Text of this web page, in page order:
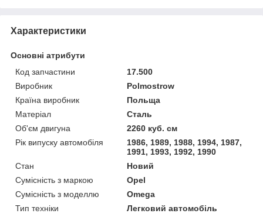
Характеристики
Основні атрибути
Код запчастини
17.500
Виробник
Polmostrow
Країна виробник
Польща
Матеріал
Сталь
Об'єм двигуна
2260 куб. см
Рік випуску автомобіля
1986, 1989, 1988, 1994, 1987,
1991, 1993, 1992, 1990
Стан
Новий
Сумісність з маркою
Opel
Сумісність з моделлю
Omega
Тип техніки
Легковий автомобіль